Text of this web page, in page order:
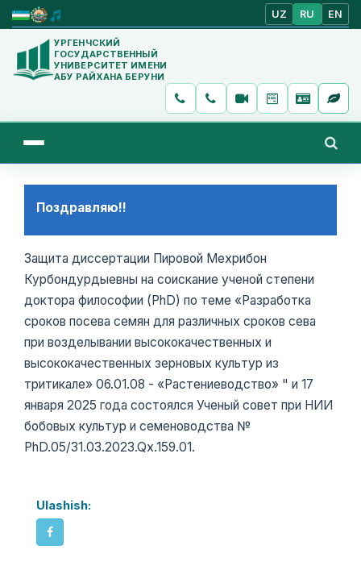
UZ RU EN
УРГЕНЧСКИЙ
ГОСУДАРСТВЕННЫЙ
УНИВЕРСИТЕТ ИМЕНИ
АБУ РАЙХАНА БЕРУНИ
Поздравляю!!
Защита диссертации Пировой Мехрибон
Курбондурдыевны на соискание ученой степени
доктора философии (PhD) по теме «Разработка
сроков посева семян для различных сроков сева
при возделывании высококачественных и
высококачественных зерновых культур из
тритикале» 06.01.08 - «Растениеводство» " и 17
января 2025 года состоялся Ученый совет при НИИ
бобовых культур и семеноводства №
PhD.05/31.03.2023.Qx.159.01.
Ulashish: